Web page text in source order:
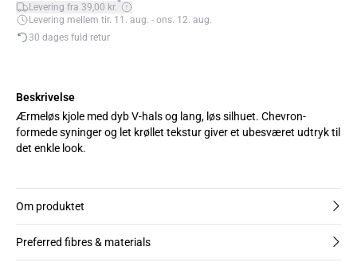
Levering fra 39,00 kr.
Levering mellem tir. 11. aug. - ons. 12. aug.
30 dages fuld retur
Beskrivelse
Ærmeløs kjole med dyb V-hals og lang, løs silhuet. Chevron-
formede syninger og let krøllet tekstur giver et ubesværet udtryk til
det enkle look.
Om produktet
Preferred fibres & materials